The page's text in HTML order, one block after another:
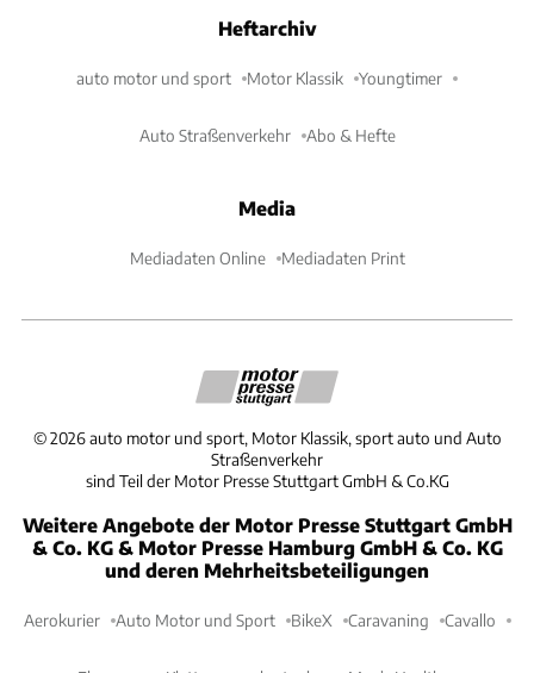
Heftarchiv
auto motor und sport Motor Klassik Youngtimer
Auto Straßenverkehr Abo & Hefte
Media
Mediadaten Online Mediadaten Print
©2026 auto motor und sport, Motor Klassik, sport auto und Auto
Straßenverkehr
sind Teil der Motor Presse Stuttgart GmbH & Co.KG
Weitere Angebote der Motor Presse Stuttgart GmbH
& Co. KG & Motor Presse Hamburg GmbH & Co. KG
und deren Mehrheitsbeteiligungen
Aerokurier Auto Motor und Sport BikeX Caravaning Cavallo